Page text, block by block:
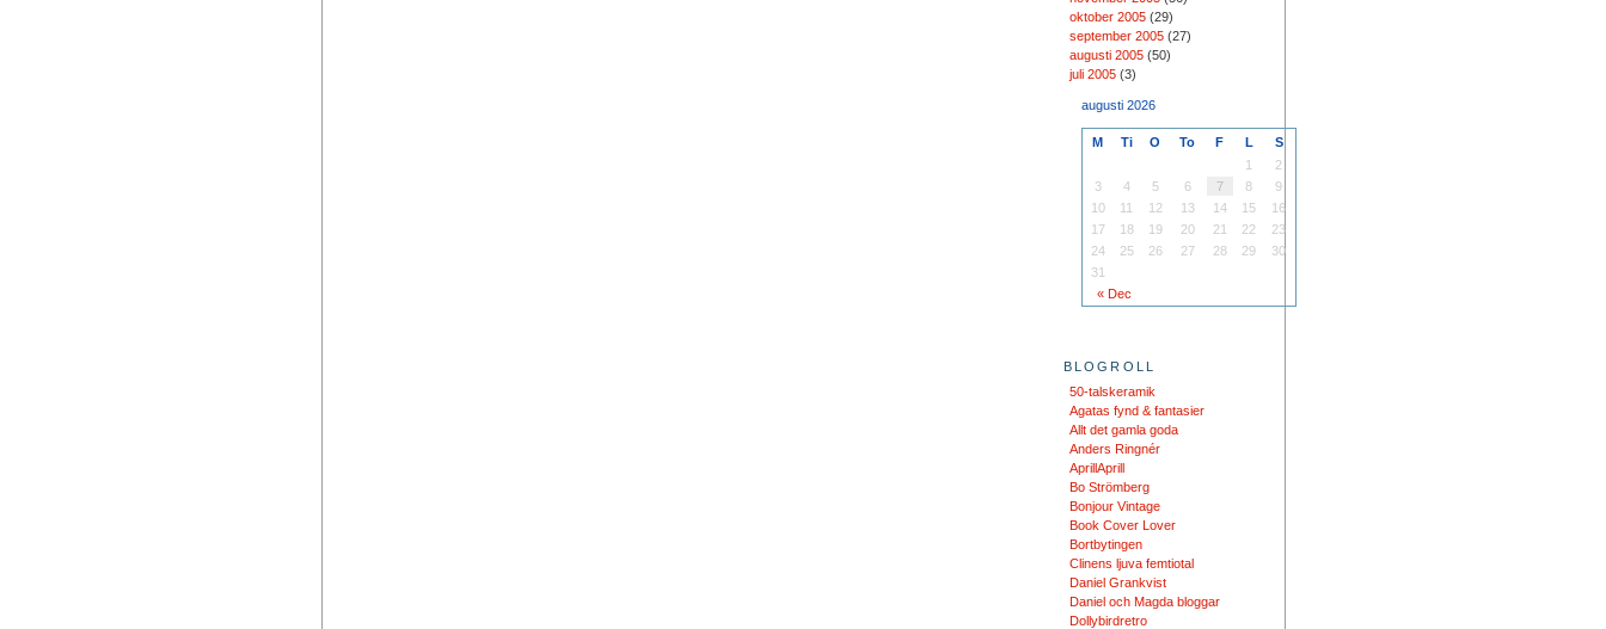
oktober 2005(29)
september 2005(27)
augusti 2005(50)
juli 2005(3)
augusti 2026
M Ti O To F L S
« Dec
1
2
3
4 5 6 7 8
9
10
11 12 13 14 15
16
17
18 19 20 21 22
23
24
25 26 27 28 29
30
31
BLOGROLL
50-talskeramik
Agatas fynd & fantasier
Allt det gamla goda
Anders Ringnér
AprillAprill
Bo Strömberg
Bonjour Vintage
Book Cover Lover
Bortbytingen
Clinens ljuva femtiotal
Daniel Grankvist
Daniel och Magda bloggar
Dollybirdretro